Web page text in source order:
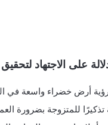
أرض خضراء واسعة في
تذكيرًا للمتزوجة بضرورة